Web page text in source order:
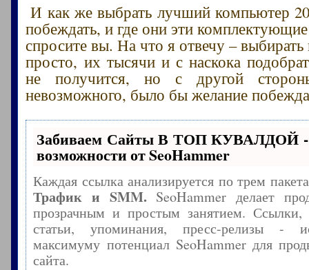
И как же выбрать лучший компьютер
побеждать, и где они эти
спросите вы. На что я отвечу –
просто, их тысячи и с наскока
не получится, но с другой
невозможного, было бы желание
Забиваем Сайты В ТОП КУВАЛДОЙ -
возможности от SeoHammer
Каждая ссылка анализируется по трем
Трафик и SMM.SeoHammer делает
прозрачным и простым занятием. Ссылки,
статьи, упоминания, пресс-релизы -
максимуму потенциал SeoHammer для
сайта.